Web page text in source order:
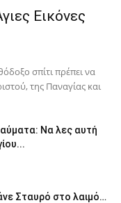
Εικόνες
σπίτι πρέπει να
της Παν­αγίας και
Να λες αυτή
Σταυρό στο λαιμό…